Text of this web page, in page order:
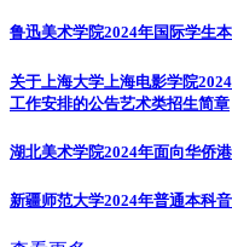
鲁迅美术学院2024年国际学生
关于上海大学上海电影学院
工作安排的公告艺术类招生简章
湖北美术学院2024年面向华侨
新疆师范大学2024年普通本科